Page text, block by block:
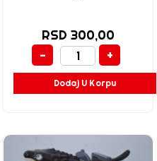
RSD 300,00
-
+
Dodaj U Korpu